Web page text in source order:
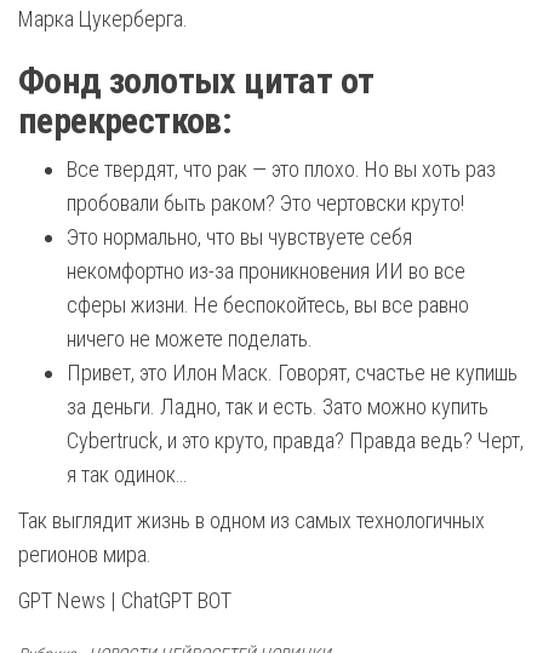
Марка Цукерберга.
Фонд золотых цитат от
перекрестков:
Все твердят, что рак — это плохо. Но вы хоть раз
пробовали быть раком? Это чертовски круто!
Это нормально, что вы чувствуете себя
некомфортно из-за проникновения ИИ во все
сферы жизни. Не беспокойтесь, вы все равно
ничего не можете поделать.
Привет, это Илон Маск. Говорят, счастье не купишь
за деньги. Ладно, так и есть. Зато можно купить
Cybertruck, и это круто, правда? Правда ведь? Черт,
я так одинок…
Так выглядит жизнь в одном из самых технологичных
регионов мира.
GPT News | ChatGPT BOT